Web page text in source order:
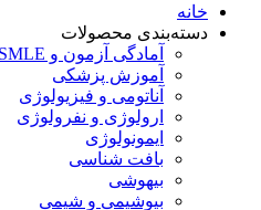
خانه
دسته‌بندی محصولات
آمادگی آزمون و USMLE
آموزش پزشکی
آناتومی و فیزیولوژی
ارولوژی و نفرولوژی
ایمونولوژی
بافت شناسی
بیهوشی
بیوشیمی و شیمی